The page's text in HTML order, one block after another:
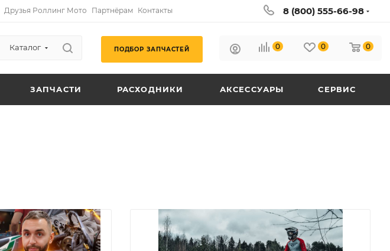
Друзья Роллинг Мото Партнёрам Контакты 8 (800) 555-66-98
Каталог ПОДБОР ЗАПЧАСТЕЙ 0 0 0
ЗАПЧАСТИ РАСХОДНИКИ АКСЕССУАРЫ СЕРВИС